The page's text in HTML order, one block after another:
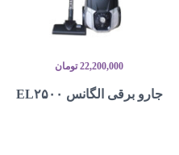
22,200,000 تومان
جارو برقی الگانس EL۲۵۰۰